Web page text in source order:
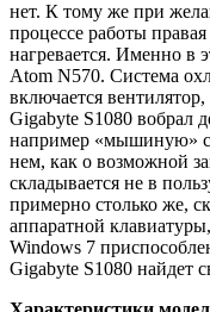
нет. К тому же при
процессе работы
нагревается. Именно в
Atom N570. Система
включается
Gigabyte S1080 вобрал
например «мышиную»
нем, как о возможной
cкладывается не в
примерно столько же,
аппаратной
Windows 7
Gigabyte S1080 найдет